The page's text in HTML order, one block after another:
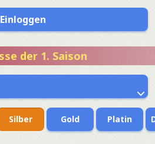
Einloggen
der 1. Saison
Silber Gold Platin